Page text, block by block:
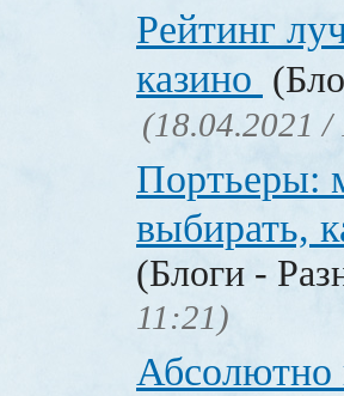
Рейтинг
казино
(18.04.2021 /
Портьеры:
выбирать,
(Блоги -
11:21)
Абсолютно